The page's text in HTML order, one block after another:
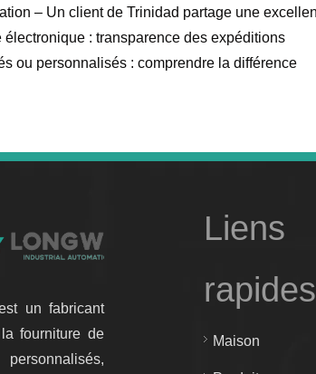
électronique : transparence des expéditions
ou personnalisés : comprendre la différence
un fabricant
fourniture de
Liens
rapides
Maison